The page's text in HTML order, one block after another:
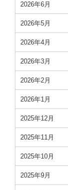
2026年6月
2026年5月
2026年4月
2026年3月
2026年2月
2026年1月
2025年12月
2025年11月
2025年10月
2025年9月